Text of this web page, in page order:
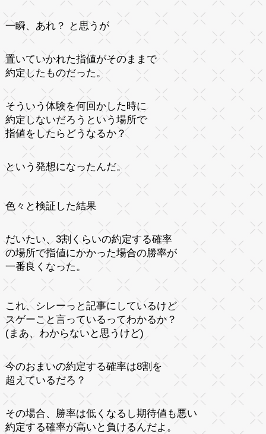
一瞬、あれ？ と思うが
置いていかれた指値がそのままで
約定したものだった。
そういう体験を何回かした時に
約定しないだろうという場所で
指値をしたらどうなるか？
という発想になったんだ。
色々と検証した結果
だいたい、3割くらいの約定する確率
の場所で指値にかかった場合の勝率が
一番良くなった。
これ、シレーっと記事にしているけど
スゲーこと言っているってわかるか？
(まあ、わからないと思うけど)
今のおまいの約定する確率は8割を
超えているだろ？
その場合、勝率は低くなるし期待値も悪い
約定する確率が高いと負けるんだよ。